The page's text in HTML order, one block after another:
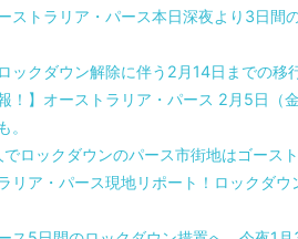
ストラリア・パース本日深夜より3日間
ックダウン解除に伴う2月14日までの移
！】オーストラリア・パース 2月5日（
。
ロックダウンのパース市街地はゴース
ア・パース現地リポート！ロックダウ